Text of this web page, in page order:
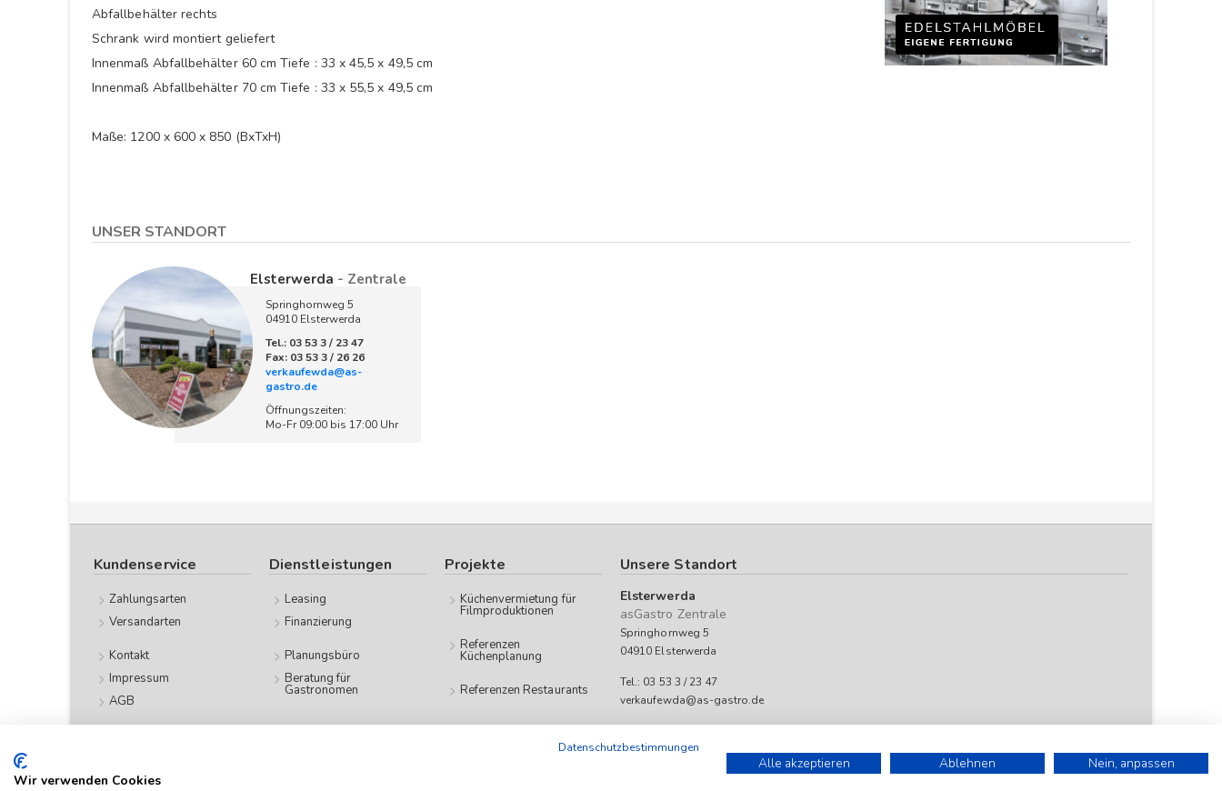
Abfallbehälter rechts
Schrank wird montiert geliefert
Innenmaß Abfallbehälter 60 cm Tiefe : 33 x 45,5 x 49,5 cm
Innenmaß Abfallbehälter 70 cm Tiefe : 33 x 55,5 x 49,5 cm
Maße: 1200 x 600 x 850 (BxTxH)
UNSER STANDORT
Elsterwerda - Zentrale
Springhornweg 5
04910 Elsterwerda
Tel.: 03 53 3 / 23 47
Fax: 03 53 3 / 26 26
verkaufewda@as-
gastro.de
Öffnungszeiten:
Mo-Fr 09:00 bis 17:00 Uhr
Kundenservice
Zahlungsarten
Versandarten
Kontakt
Impressum
AGB
Dienstleistungen
Leasing
Finanzierung
Planungsbüro
Beratung für
Gastronomen
Projekte
Küchenvermietung für
Filmproduktionen
Referenzen
Küchenplanung
Referenzen Restaurants
Unsere Standort
Elsterwerda
asGastro Zentrale
Springhornweg 5
04910 Elsterwerda
Tel.: 03 53 3 / 23 47
verkaufewda@as-gastro.de
Mo-Fr 09:00 bis 17:00 Uhr
Datenschutzbestimmungen
Wir verwenden Cookies
Alle akzeptieren Ablehnen Nein, anpassen